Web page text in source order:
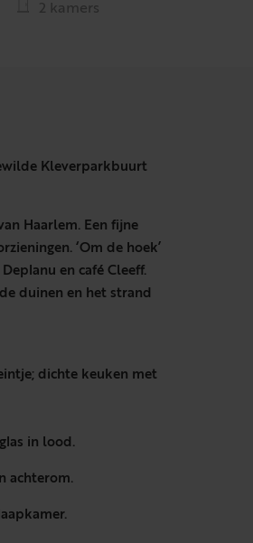
2 kamers
Kleverparkbuurt
Haarlem. Een fijne
‘Om de hoek’
en café Cleeff.
duinen en het strand
dichte keuken met
in lood.
achterom.